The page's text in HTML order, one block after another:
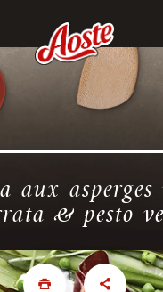
aux asperges
& pesto